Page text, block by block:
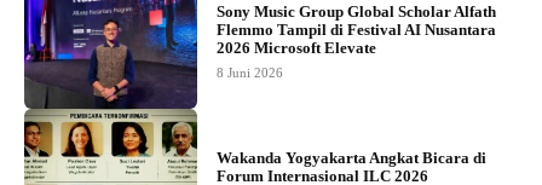
Sony Music Group Global Scholar Alfath
Flemmo Tampil di Festival AI Nusantara
2026 Microsoft Elevate
8 Juni 2026
Wakanda Yogyakarta Angkat Bicara di
Forum Internasional ILC 2026